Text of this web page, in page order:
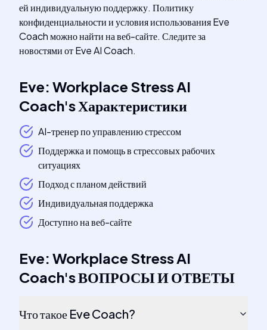
ей индивидуальную поддержку. Политику
конфиденциальности и условия использования Eve
Coach можно найти на веб-сайте. Следите за
новостями от Eve AI Coach.
Eve: Workplace Stress AI
Coach'sХарактеристики
AI-тренер по управлению стрессом
Поддержка и помощь в стрессовых рабочих
ситуациях
Подход с планом действий
Индивидуальная поддержка
Доступно на веб-сайте
Eve: Workplace Stress AI
Coach'sВОПРОСЫ И ОТВЕТЫ
Что такое Eve Coach?